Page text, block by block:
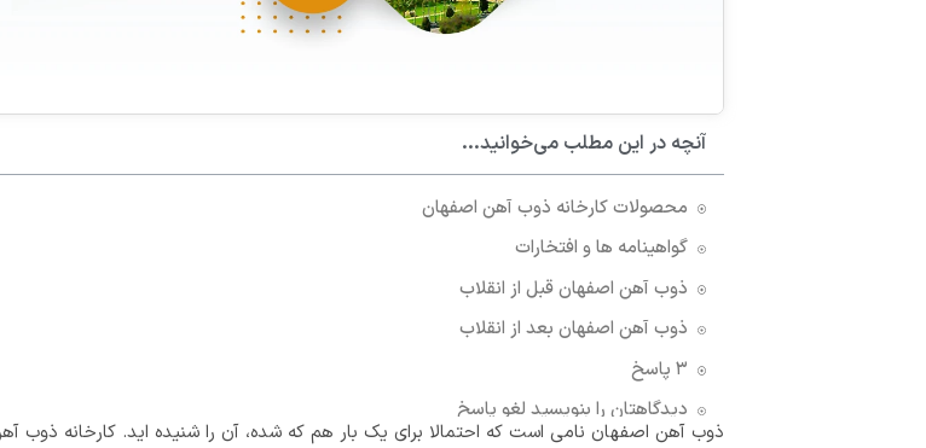
آنچه در این مطلب می‌خوانید...
محصولات کارخانه ذوب آهن اصفهان
گواهینامه‌ ها و افتخارات
ذوب آهن اصفهان قبل از انقلاب
ذوب آهن اصفهان بعد از انقلاب
۳ پاسخ
دیدگاهتان را بنویسید لغو پاسخ
ذوب آهن اصفهان نامی است که احتمالا برای یک بار هم که شده، آن را شنیده اید. کارخانه‌ ذوب